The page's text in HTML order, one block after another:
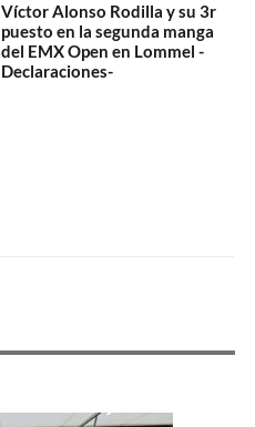
Víctor Alonso Rodilla y su 3r
puesto en la segunda manga
del EMX Open en Lommel -
Declaraciones-